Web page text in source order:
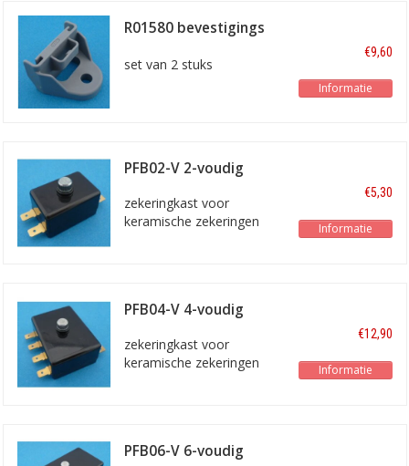
R01580 bevestigings
oren (1 module)
set van 2 stuks
€9,60
Informatie
PFB02-V 2-voudig
zekeringkast voor
keramische zekeringen
€5,30
Informatie
PFB04-V 4-voudig
zekeringkast voor
keramische zekeringen
€12,90
Informatie
PFB06-V 6-voudig